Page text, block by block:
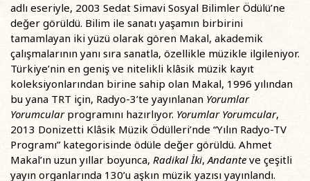
adlı eseriyle, 2003 Sedat Simavi Sosyal Bilimler Ödülü’ne
değer görüldü. Bilim ile sanatı yaşamın birbirini
tamamlayan iki yüzü olarak gören Makal, akademik
çalışmalarının yanı sıra sanatla, özellikle müzikle ilgileniyor.
Türkiye’nin en geniş ve nitelikli klâsik müzik kayıt
koleksiyonlarından birine sahip olan Makal, 1996 yılından
bu yana TRT için, Radyo-3’te yayınlanan Yorumlar
Yorumcularprogramını hazırlıyor. Yorumlar Yorumcular,
2013 Donizetti Klâsik Müzik Ödülleri’nde “Yılın Radyo-TV
Programı” kategorisinde ödüle değer görüldü. Ahmet
Makal’ın uzun yıllar boyunca, Radikal İki,Andante ve çeşitli
yayın organlarında 130’u aşkın müzik yazısı yayınlandı.